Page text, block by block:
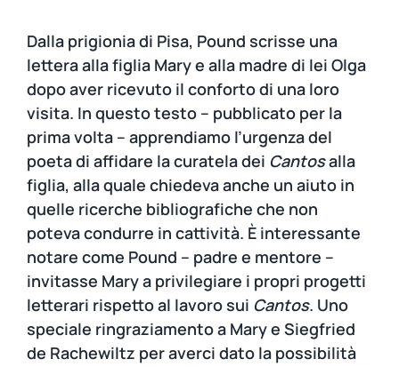
Dalla prigionia di Pisa, Pound scrisse una
lettera alla figlia Mary e alla madre di lei Olga
dopo aver ricevuto il conforto di una loro
visita. In questo testo – pubblicato per la
prima volta – apprendiamo l’urgenza del
poeta di affidare la curatela dei Cantosalla
figlia, alla quale chiedeva anche un aiuto in
quelle ricerche bibliografiche che non
poteva condurre in cattività. È interessante
notare come Pound – padre e mentore –
invitasse Mary a privilegiare i propri progetti
letterari rispetto al lavoro sui Cantos. Uno
speciale ringraziamento a Mary e Siegfried
de Rachewiltz per averci dato la possibilità